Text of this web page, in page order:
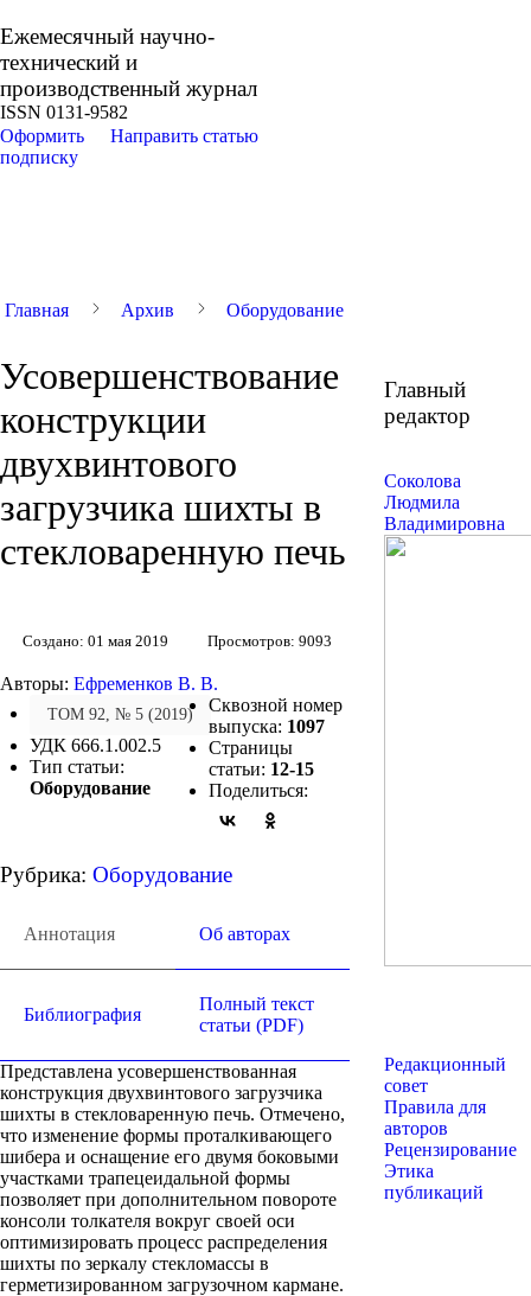
Ежемесячный научно-
технический и
производственный журнал
ISSN 0131-9582
Оформить
подписку
Направить статью
Главная Архив Оборудование
Усовершенствование
конструкции
двухвинтового
загрузчика шихты в
стекловаренную печь
Создано: 01 мая 2019 Просмотров: 9093
Авторы: Ефременков В. В.
ТОМ 92, № 5 (2019)
УДК 666.1.002.5
Тип статьи:
Оборудование
Сквозной номер
выпуска: 1097
Страницы
статьи: 12-15
Поделиться:
Рубрика: Оборудование
Аннотация Об авторах
Библиография
Полный текст
статьи (PDF)
Представлена усовершенствованная
конструкция двухвинтового загрузчика
шихты в стекловаренную печь. Отмечено,
что изменение формы проталкивающего
шибера и оснащение его двумя боковыми
участками трапецеидальной формы
позволяет при дополнительном повороте
консоли толкателя вокруг своей оси
оптимизировать процесс распределения
шихты по зеркалу стекломассы в
герметизированном загрузочном кармане.
Главный
редактор
Соколова
Людмила
Владимировна
Редакционный
совет
Правила для
авторов
Рецензирование
Этика
публикаций